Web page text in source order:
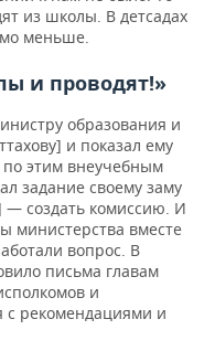
из школы. В детсадах
меньше.
и проводят!»
образования и
и показал ему
этим внеучебным
задание своему заму
— создать комиссию. И
министерства вместе
вопрос. В
письма главам
и
с рекомендациями и